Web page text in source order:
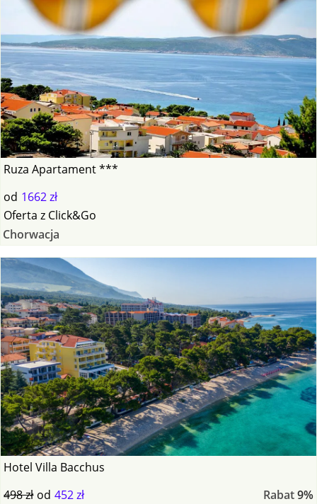
Ruza Apartament ***
od 1662 zł
Oferta z Click&Go
Chorwacja
Hotel Villa Bacchus
498 zł od 452 zł Rabat9%